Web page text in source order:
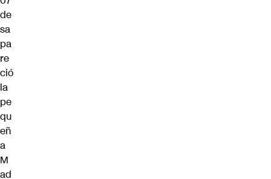
de
sa
pa
re
ció
la
pe
qu
eñ
a
M
ad